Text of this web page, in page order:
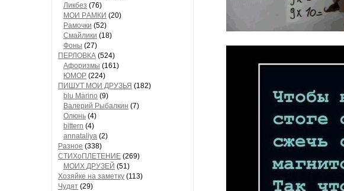
Ликбез (76)
МОИ РAМКИ (20)
Рaмочки (52)
Смaйлики (18)
Фоны (27)
ПЕРЛОВКА (524)
Aфоризмы (161)
ЮМОР (224)
ПИШУТ МОИ ДРУЗЬЯ (182)
blu Marino (9)
Валерий Рыбалкин (7)
Олюнь (4)
bittern (4)
annataliya (2)
Разное (338)
СТИХоПЛЕТЕНИЕ (269)
МОИХ ДРУЗЕЙ (51)
Хозяйке на заметку (113)
Чудят (29)